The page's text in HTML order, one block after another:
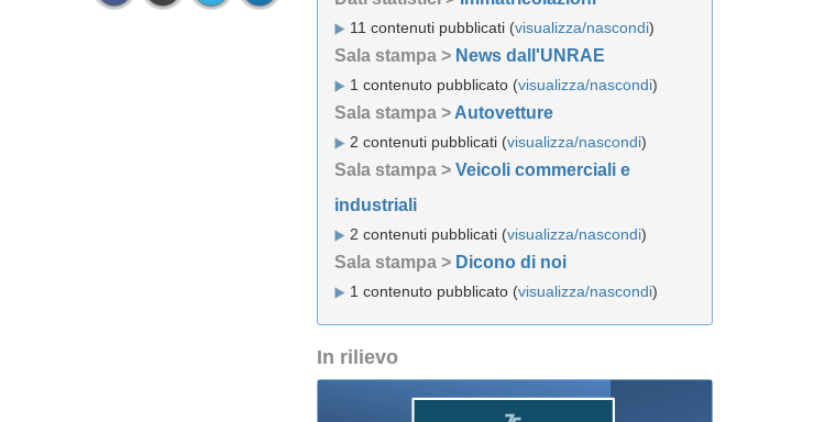
11 contenuti pubblicati (visualizza/nascondi)
Sala stampa > News dall'UNRAE
1 contenuto pubblicato (visualizza/nascondi)
Sala stampa > Autovetture
2 contenuti pubblicati (visualizza/nascondi)
Sala stampa > Veicoli commerciali e
industriali
2 contenuti pubblicati (visualizza/nascondi)
Sala stampa > Dicono di noi
1 contenuto pubblicato (visualizza/nascondi)
In rilievo